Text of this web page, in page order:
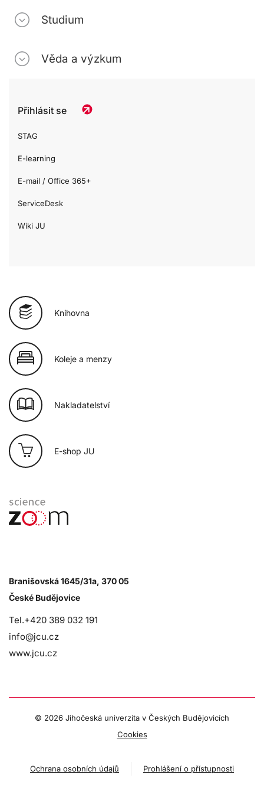
Studium
Věda a výzkum
Přihlásit se
STAG
E-learning
E-mail / Office 365+
ServiceDesk
Wiki JU
Knihovna
Koleje a menzy
Nakladatelství
E-shop JU
Branišovská 1645/31a, 370 05
České Budějovice
Tel.+420 389 032 191
info@jcu.cz
www.jcu.cz
© 2026 Jihočeská univerzita v Českých Budějovicích
Cookies
Ochrana osobních údajů Prohlášení o přístupnosti